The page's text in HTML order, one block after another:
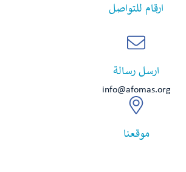
ارقام للتواصل
ارسل رسالة
info@afomas.org
موقعنا